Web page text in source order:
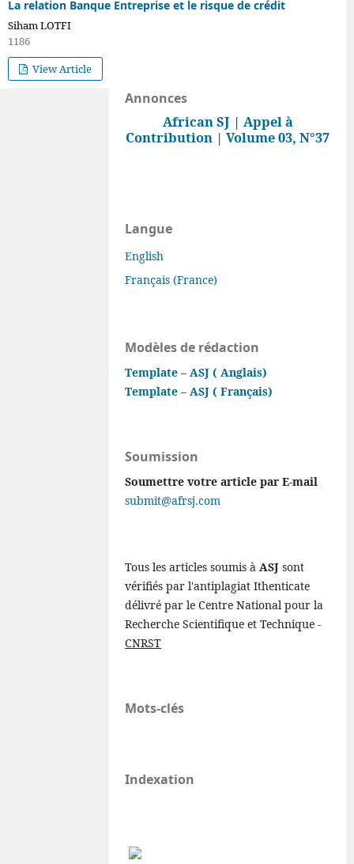
La relation Banque Entreprise et le risque de crédit
Siham LOTFI
1186
View Article
Annonces
African SJ | Appel à
Contribution | Volume 03, N°37
Langue
English
Français (France)
Modèles de rédaction
Template – ASJ ( Anglais)
Template – ASJ ( Français)
Soumission
Soumettre votre article par E-mail
submit@afrsj.com
Tous les articles soumis à ASJ sont
vérifiés par l'antiplagiat Ithenticate
délivré par le Centre National pour la
Recherche Scientifique et Technique -
CNRST
Mots-clés
Indexation